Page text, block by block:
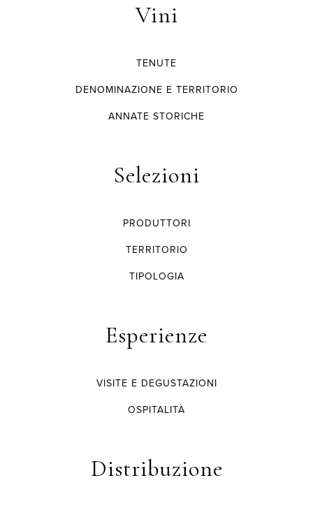
Vini
TENUTE
DENOMINAZIONE E TERRITORIO
ANNATE STORICHE
Selezioni
PRODUTTORI
TERRITORIO
TIPOLOGIA
Esperienze
VISITE E DEGUSTAZIONI
OSPITALITÀ
Distribuzione